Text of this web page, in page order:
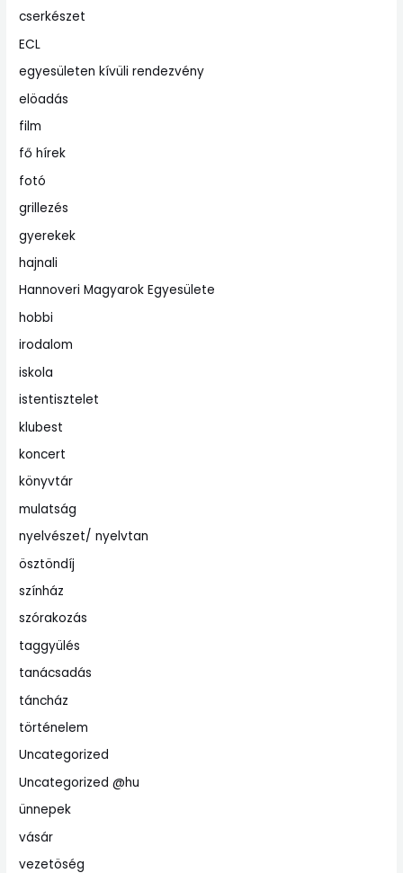
cserkészet
ECL
egyesületen kívüli rendezvény
elöadás
film
fő hírek
fotó
grillezés
gyerekek
hajnali
Hannoveri Magyarok Egyesülete
hobbi
irodalom
iskola
istentisztelet
klubest
koncert
könyvtár
mulatság
nyelvészet/ nyelvtan
ösztöndíj
színház
szórakozás
taggyülés
tanácsadás
táncház
történelem
Uncategorized
Uncategorized @hu
ünnepek
vásár
vezetöség